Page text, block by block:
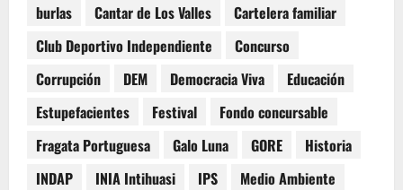
burlas
Cantar de Los Valles
Cartelera familiar
Club Deportivo Independiente
Concurso
Corrupción
DEM Democracia Viva
Educación
Estupefacientes
Festival
Fondo concursable
Fragata Portuguesa
Galo Luna GORE
Historia
INDAP
INIA Intihuasi IPS
Medio Ambiente